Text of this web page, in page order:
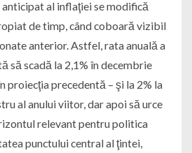
al inflaţiei se modifică
de timp, când coboară vizibil
anterior. Astfel, rata anuală a
să scadă la 2,1% în decembrie
proiecţia precedentă – şi la 2% la
al anului viitor, dar apoi să urce
relevant pentru politica
punctului central al ţintei,